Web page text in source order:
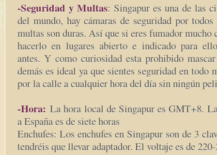
-Seguridad y Multas: Singapur es una de las
del mundo, hay cámaras de seguridad por
multas son duras. Así que si eres fumador mucho
hacerlo en lugares abierto e indicado para
antes. Y como curiosidad esta prohibido
demás es ideal ya que sientes seguridad en todo
por la calle a cualquier hora del día sin ningún
-Hora: La hora local de Singapur es GMT+8.
a España es de siete horas
Enchufes: Los enchufes en Singapur son de 3
tendréis que llevar adaptador. El voltaje es de